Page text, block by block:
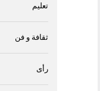
تعليم
ثقافة و فن
رأى